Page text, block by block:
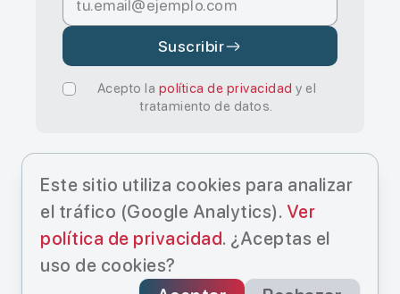
Suscribir
Acepto la política de privacidad y el
tratamiento de datos.
© Cristo Manuel Estévez Hernández
Este sitio utiliza cookies para analizar
el tráfico (Google Analytics). Ver
política de privacidad. ¿Aceptas el
uso de cookies?